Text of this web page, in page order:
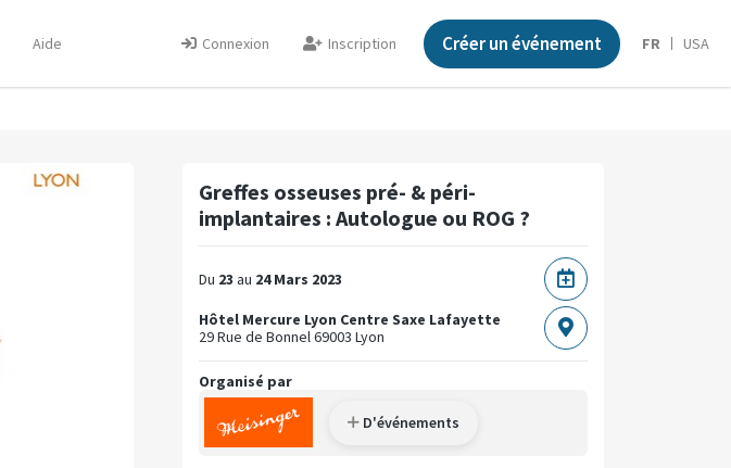
Aide Connexion Inscription Créer un événement FR USA
Greffes osseuses pré- & péri-
implantaires : Autologue ou ROG ?
Du 23 au 24 Mars 2023
Hôtel Mercure Lyon Centre Saxe Lafayette
29 Rue de Bonnel 69003 Lyon
Organisé par
D'événements